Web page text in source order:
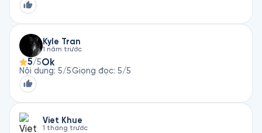
Kyle Tran
1 năm trước
5/5Ok
Nội dung: 5/5Giọng đọc: 5/5
Viet Khue
1 tháng trước